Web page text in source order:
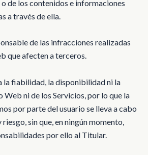
de los contenidos e informaciones
a través de ella.
de las infracciones realizadas
que afecten a terceros.
la fiabilidad, la disponibilidad ni la
Web ni de los Servicios, por lo que la
por parte del usuario se lleva a cabo
sin que, en ningún momento,
por ello al Titular.